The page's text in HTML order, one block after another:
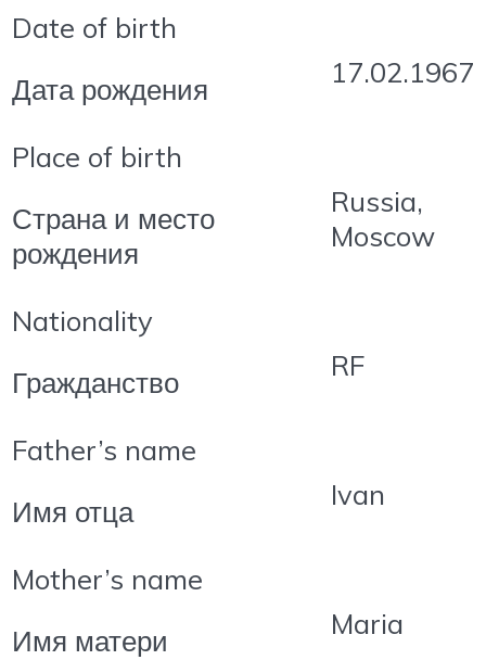
Date of birth
Дата рождения
17.02.1967
Place of birth
Страна и место
рождения
Russia,
Moscow
Nationality
Гражданство
RF
Father’s name
Имя отца
Ivan
Mother’s name
Имя матери
Maria